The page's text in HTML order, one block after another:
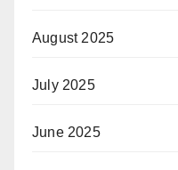
August 2025
July 2025
June 2025